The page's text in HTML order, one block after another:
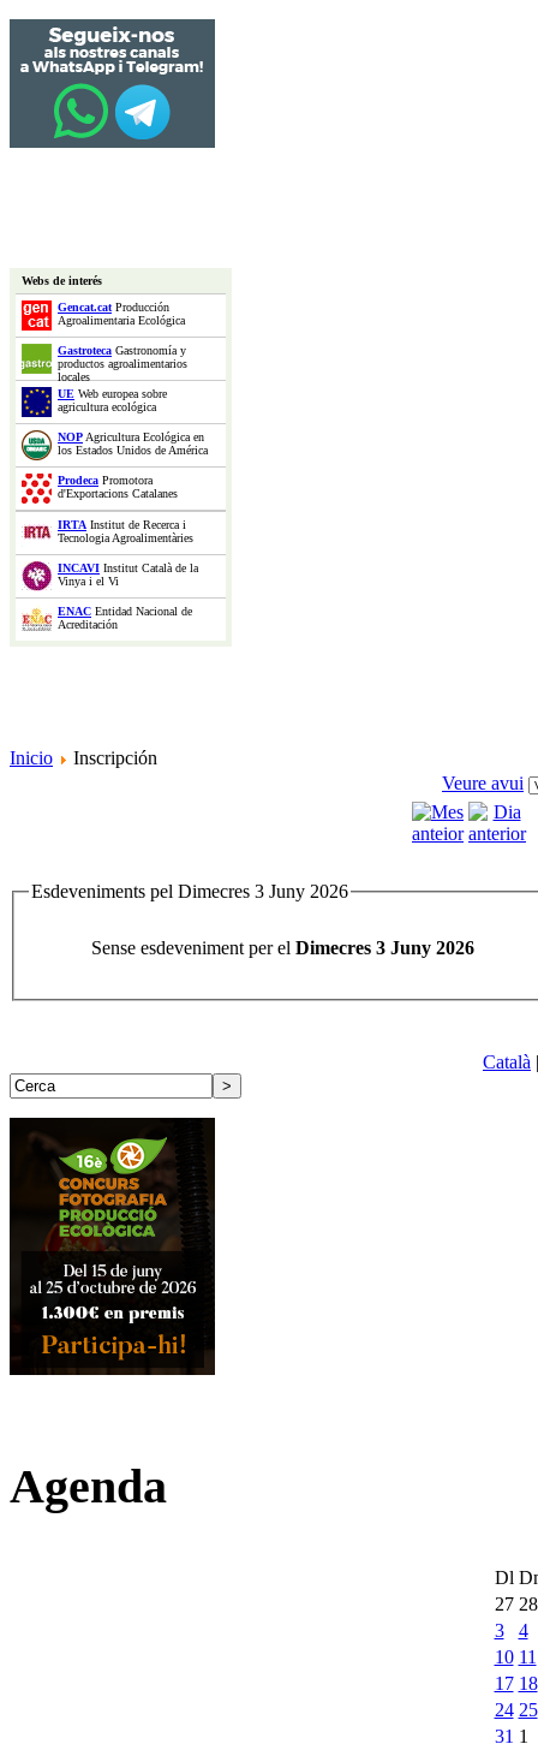
Webs de interés
Gencat.catProducción
Agroalimentaria Ecológica
Gastroteca Gastronomía y
productos agroalimentarios
locales
UE Web europea sobre
agricultura ecológica
NOPAgricultura Ecológica en
los Estados Unidos de América
Prodeca Promotora
d'Exportacions Catalanes
IRTA Institut de Recerca i
Tecnologia Agroalimentàries
INCAVI Institut Català de la
Vinya i el Vi
ENAC Entidad Nacional de
Acreditación
Inicio
Inscripción
Veure avui
Esdeveniments pel Dimecres 3 Juny 2026
Sense esdeveniment per el Dimecres 3 Juny 2026
Català
Agenda
Dl
27 28
3
4
10 11
17 18
24 25
31 1